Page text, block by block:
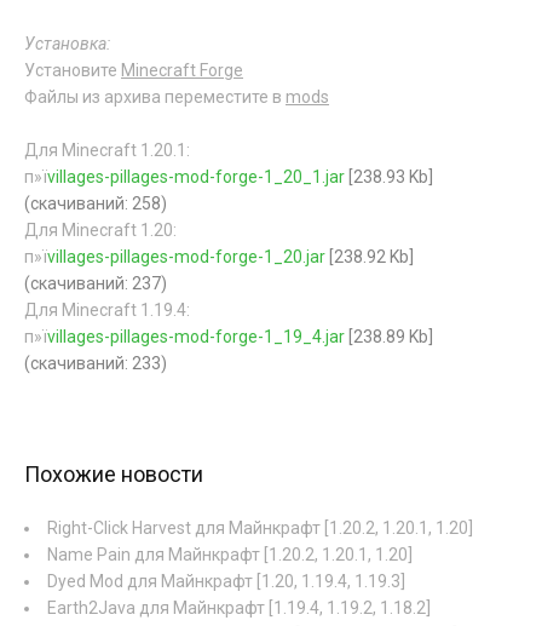
Установка:
Установите Minecraft Forge
Файлы из архива переместите в mods
Для Minecraft 1.20.1:
п»їvillages-pillages-mod-forge-1_20_1.jar [238.93 Kb]
(cкачиваний: 258)
Для Minecraft 1.20:
п»їvillages-pillages-mod-forge-1_20.jar [238.92 Kb]
(cкачиваний: 237)
Для Minecraft 1.19.4:
п»їvillages-pillages-mod-forge-1_19_4.jar [238.89 Kb]
(cкачиваний: 233)
Похожие новости
Right-Click Harvest для Майнкрафт [1.20.2, 1.20.1, 1.20]
Name Pain для Майнкрафт [1.20.2, 1.20.1, 1.20]
Dyed Mod для Майнкрафт [1.20, 1.19.4, 1.19.3]
Earth2Java для Майнкрафт [1.19.4, 1.19.2, 1.18.2]